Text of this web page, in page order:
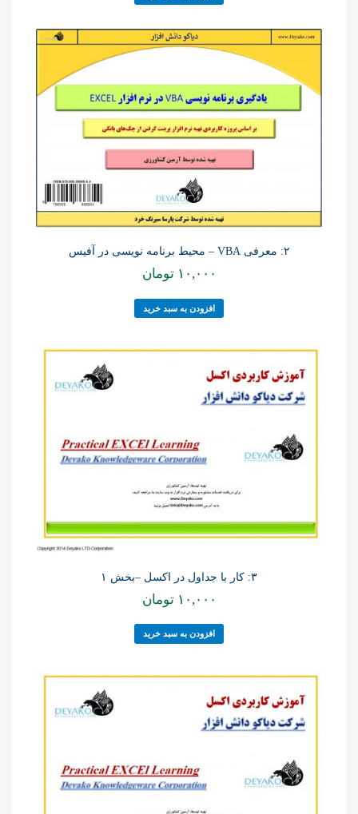
۲: معرفی VBA – محیط برنامه نویسی در آفیس
۱۰,۰۰۰ تومان
افزودن به سبد خرید
۳: کار با جداول در اکسل –بخش ۱
۱۰,۰۰۰ تومان
افزودن به سبد خرید